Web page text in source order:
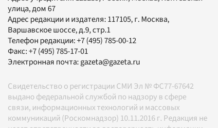
улица, дом 67
Адрес редакции и издателя: 117105, г. Москва,
Варшавское шоссе, д.9, стр.1
Телефон редакции:+7 (495) 785-00-12
Факс:+7 (495) 785-17-01
Электронная почта: gazeta@gazeta.ru
Свидетельство о регистрации СМИ Эл № ФС77-67642
выдано федеральной службой по надзору в сфере
связи, информационных технологий и массовых
коммуникаций (Роскомнадзор) 10.11.2016 г. Редакция не